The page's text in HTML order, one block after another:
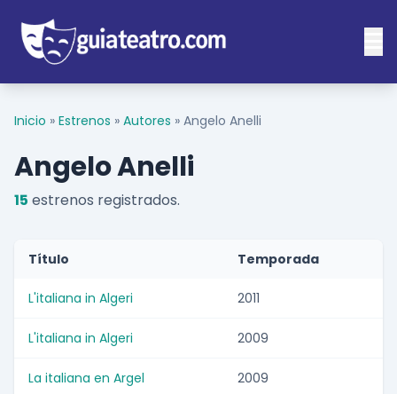
Inicio » Estrenos » Autores » Angelo Anelli
Angelo Anelli
15 estrenos registrados.
Título Temporada
L'italiana in Algeri 2011
L'italiana in Algeri 2009
La italiana en Argel 2009